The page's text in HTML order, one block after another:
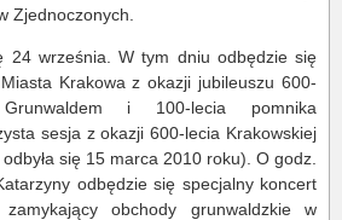
Zjednoczonych.
24 września. W tym dniu odbędzie się
Krakowa z okazji jubileuszu 600-
i 100-lecia pomnika
sesja z okazji 600-lecia Krakowskiej
się 15 marca 2010 roku). O godz.
odbędzie się specjalny koncert
zamykający obchody grunwaldzkie w